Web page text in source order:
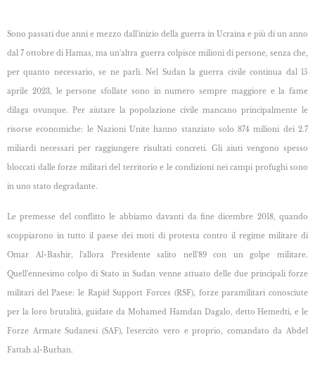
Sono passati due anni e mezzo dall'inizio della guerra in Ucraina e più di un anno
dal 7 ottobredi Hamas, ma un'altra guerra colpisce milioni di persone, senza che,
per quanto necessario, se ne parli. Nel Sudan la guerra civile continua dal 15
aprile 2023, le persone sfollate sono in numero sempre maggiore e la fame
dilaga ovunque. Per aiutare la popolazione civile mancano principalmente le
risorse economiche: le Nazioni Unite hanno stanziato solo 874 milioni dei 2.7
miliardi necessari per raggiungere risultati concreti. Gli aiuti vengono spesso
bloccati dalle forze militari del territorio e le condizioni nei campi profughi sono
in uno stato degradante.
Le premesse del conflitto le abbiamo davanti da fine dicembre 2018, quando
scoppiarono intutto il paese dei moti di protesta contro il regime militare di
Omar Al-Bashir, l'allora Presidente salito nell'89 con un golpe militare.
Quell'ennesimo colpo di Stato in Sudan venne attuato delle due principali forze
militari del Paese: le Rapid Support Forces (RSF), forze paramilitari conosciute
per la loro brutalità, guidate da Mohamed Hamdan Dagalo, detto Hemedti, e le
Forze Armate Sudanesi (SAF), l'esercito vero e proprio, comandato da Abdel
Fattah al-Burhan.